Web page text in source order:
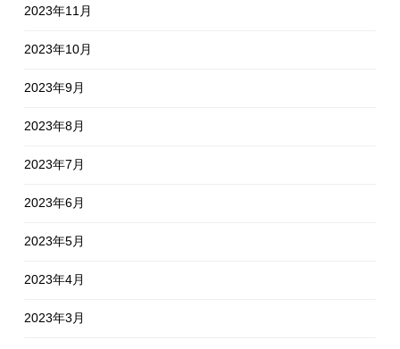
2023年11月
2023年10月
2023年9月
2023年8月
2023年7月
2023年6月
2023年5月
2023年4月
2023年3月